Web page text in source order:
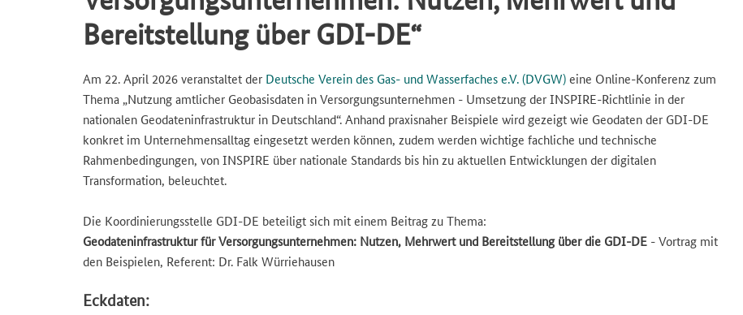
Bereitstellung über GDI-DE“
Am 22. April 2026 veranstaltet der Deutsche Verein des Gas- und Wasserfaches e.V. (DVGW)eine Online-Konferenz zum
Thema „Nutzung amtlicher Geobasisdaten in Versorgungsunternehmen - Umsetzung der INSPIRE-Richtlinie in der
nationalen Geodateninfrastruktur in Deutschland“. Anhand praxisnaher Beispiele wird gezeigt wie Geodaten der GDI-DE
konkret im Unternehmensalltag eingesetzt werden können, zudem werden wichtige fachliche und technische
Rahmenbedingungen, von INSPIRE über nationale Standards bis hin zu aktuellen Entwicklungen der digitalen
Transformation, beleuchtet.
Die Koordinierungsstelle GDI-DE beteiligt sich mit einem Beitrag zu Thema:
Geodateninfrastruktur für Versorgungsunternehmen: Nutzen, Mehrwert und Bereitstellung über die GDI-DE - Vortrag mit
den Beispielen, Referent: Dr. Falk Würriehausen
Eckdaten: